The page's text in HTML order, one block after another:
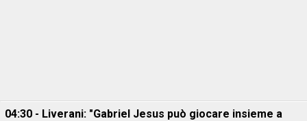
04:30 - Liverani: "Gabriel Jesus può giocare insieme a